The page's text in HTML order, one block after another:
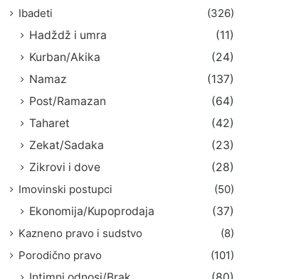
Ibadeti
(326)
Hadždž i umra
(11)
Kurban/Akika
(24)
Namaz
(137)
Post/Ramazan
(64)
Taharet
(42)
Zekat/Sadaka
(23)
Zikrovi i dove
(28)
Imovinski postupci
(50)
Ekonomija/Kupoprodaja
(37)
Kazneno pravo i sudstvo
(8)
Porodično pravo
(101)